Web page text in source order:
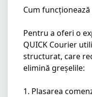
Cum
Pentru a oferi o
QUICK Courier
structurat, care
elimină greșelile:
1. Plasarea